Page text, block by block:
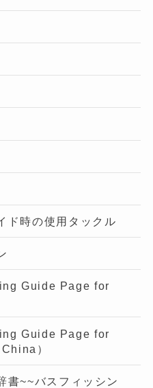
ド時の使用タックル
Guide Page for
Guide Page for
）
書~~バスフィッシン